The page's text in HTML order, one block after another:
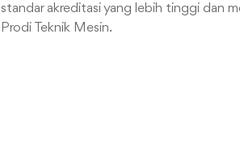
standar akreditasi yang lebih tinggi dan
Prodi Teknik Mesin.